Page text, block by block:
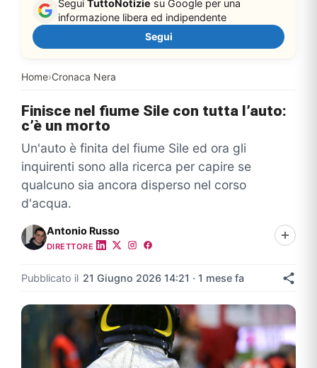
Home›Cronaca Nera
Segui TuttoNotizie su Google per una
informazione libera ed indipendente
Segui
Finisce nel fiume Sile con tutta l’auto:
c’è un morto
Un'auto è finita del fiume Sile ed ora gli
inquirenti sono alla ricerca per capire se
qualcuno sia ancora disperso nel corso
d'acqua.
Antonio Russo
DIRETTORE
Pubblicato il 21 Giugno 2026 14:21 · 1 mese fa